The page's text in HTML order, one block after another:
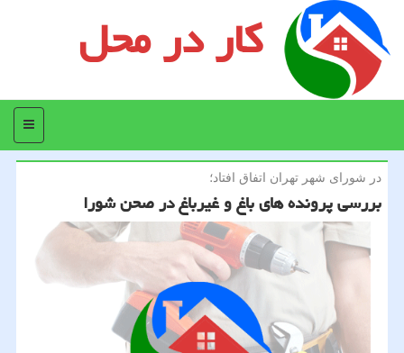
کار در محل
منو
در شورای شهر تهران اتفاق افتاد؛
بررسی پرونده های باغ و غیرباغ در صحن شورا